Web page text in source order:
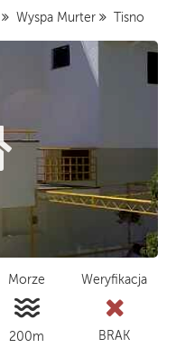
Wyspa Murter Tisno
Morze
200m
Weryfikacja
BRAK